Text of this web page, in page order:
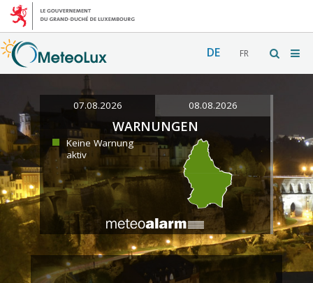
DE FR
07.08.2026 08.08.2026
WARNUNGEN
Keine Warnung
aktiv